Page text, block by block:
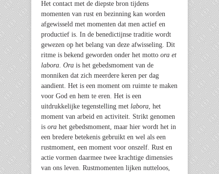
Het contact met de diepste bron tijdens
momenten van rust en bezinning kan worden
afgewisseld met momenten dat men actief en
productief is. In de benedictijnse traditie wordt
gewezen op het belang van deze afwisseling. Dit
ritme is bekend geworden onder het motto ora et
labora. Ora is het gebedsmoment van de
monniken dat zich meerdere keren per dag
aandient. Het is een moment om ruimte te maken
voor God en hem te eren. Het is een
uitdrukkelijke tegenstelling met labora, het
moment van arbeid en activiteit. Strikt genomen
is ora het gebedsmoment, maar hier wordt het in
een bredere betekenis gebruikt en wel als een
rustmoment, een moment voor onszelf. Rust en
actie vormen daarmee twee krachtige dimensies
van ons leven. Rustmomenten lijken nutteloos,